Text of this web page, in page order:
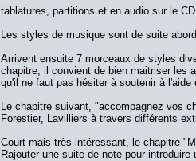
tablatures, partitions et en audio sur le
Les styles de musique sont de suite
Arrivent ensuite 7 morceaux de styles
chapitre, il convient de bien maitriser les
qu'il ne faut pas hésiter à soutenir à
Le chapitre suivant, "accompagnez vos
Forestier, Lavilliers à travers différents
Court mais très intéressant, le chapitre
Rajouter une suite de note pour